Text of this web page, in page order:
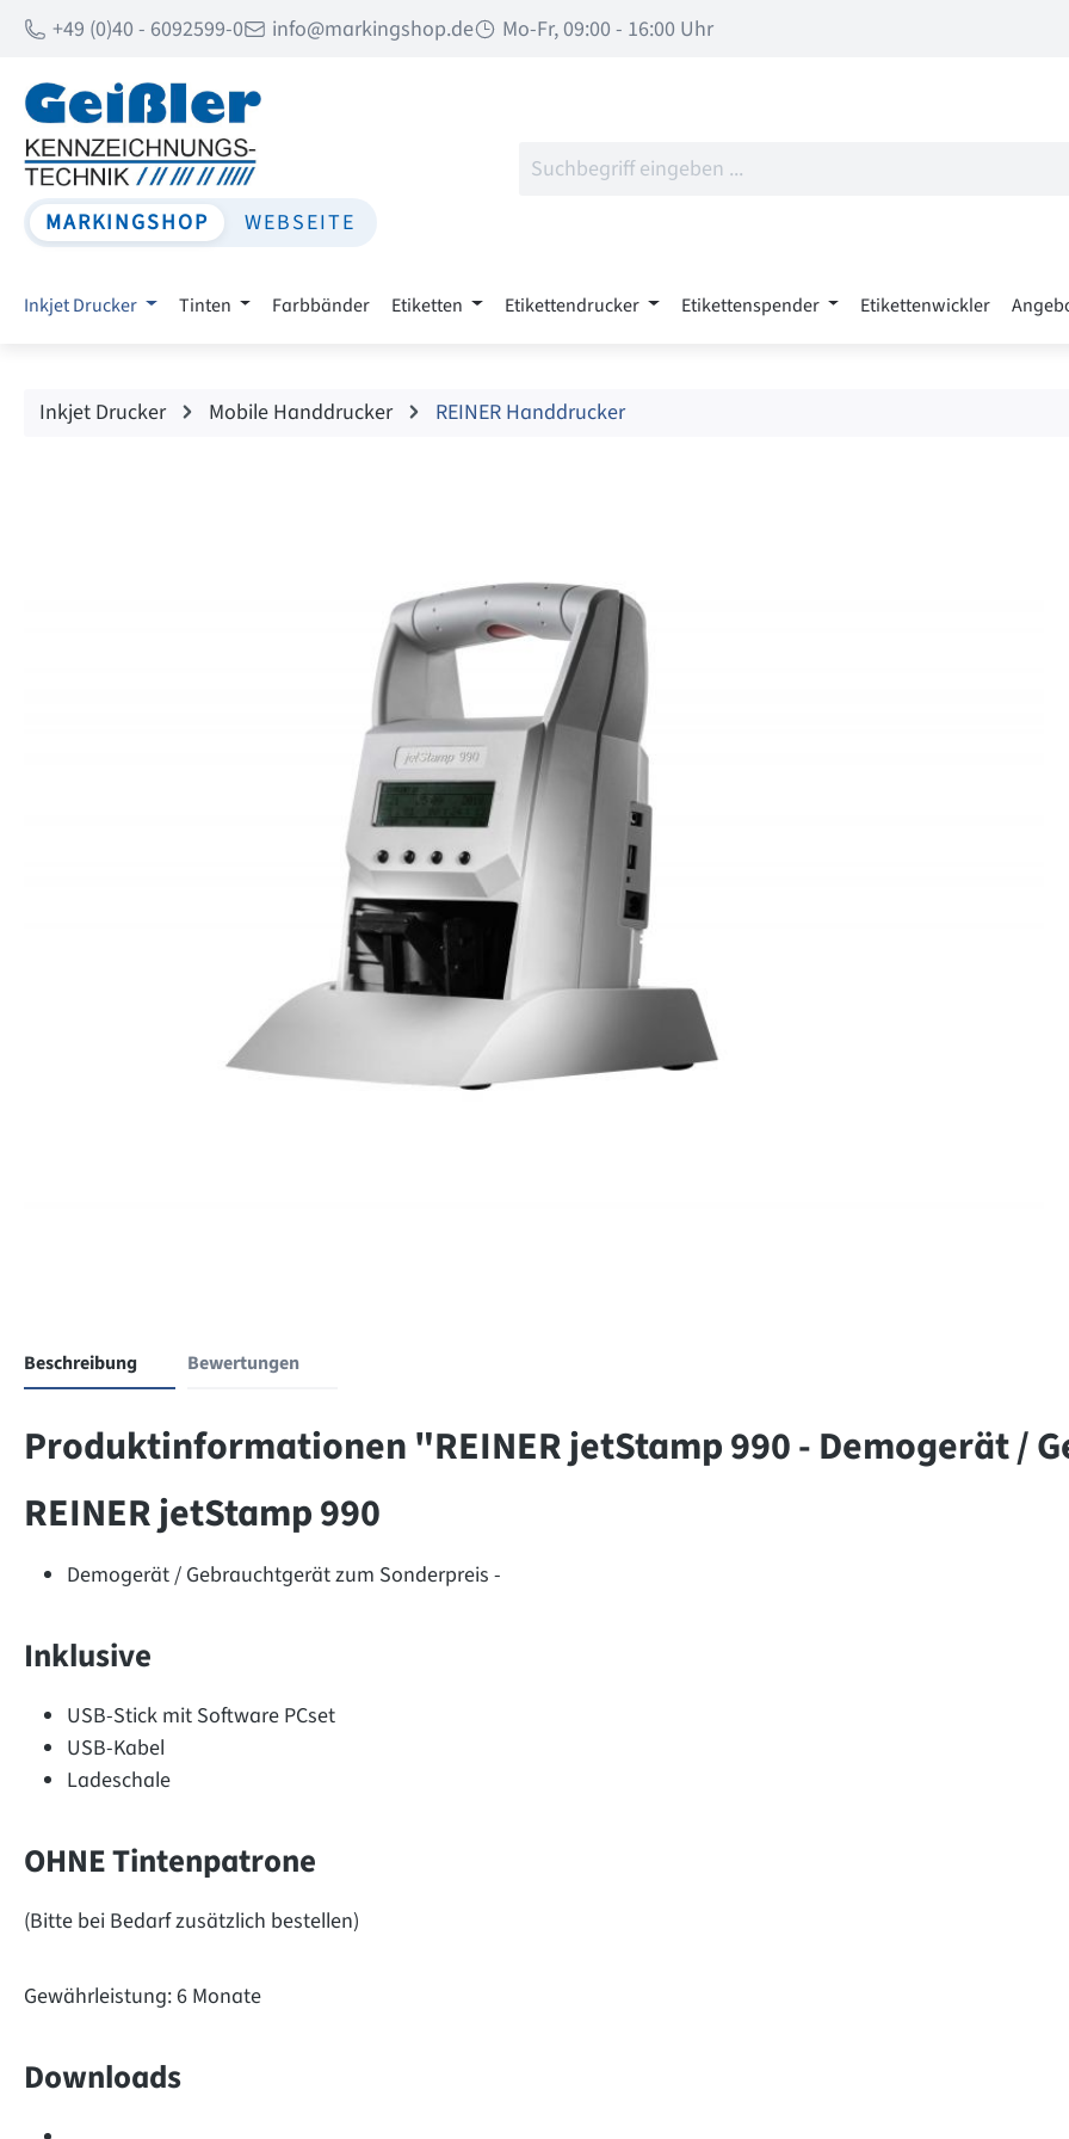
Hauptinhalt springen
Zur Suche springen
Zur Hauptnavigation springen
+49 (0)40 - 6092599-0 info@markingshop.de Mo-Fr, 09:00 - 16:00 Uhr
MARKINGSHOP WEBSEITE
Inkjet Drucker Tinten Farbbänder Etiketten Etikettendrucker Etikettenspender Etikettenwickler
Inkjet Drucker Mobile Handdrucker REINER Handdrucker
Beschreibung Bewertungen
Produktinformationen "REINER jetStamp 990 - Demogerät /
REINER jetStamp 990
Demogerät / Gebrauchtgerät zum Sonderpreis -
Inklusive
USB-Stick mit Software PCset
USB-Kabel
Ladeschale
OHNE Tintenpatrone
(Bitte bei Bedarf zusätzlich bestellen)
Gewährleistung: 6 Monate
Downloads